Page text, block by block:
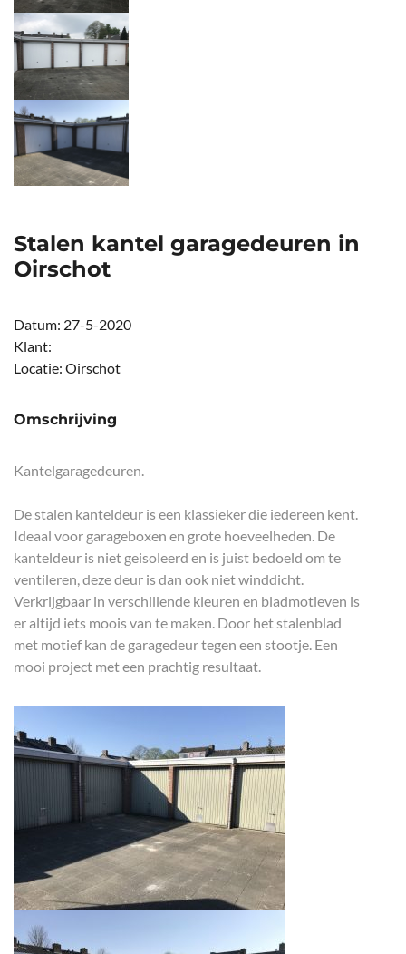
Stalen kantel garagedeuren in
Oirschot
Datum: 27-5-2020
Klant:
Locatie: Oirschot
Omschrijving
Kantelgaragedeuren.
De stalen kanteldeur is een klassieker die iedereen kent.
Ideaal voor garageboxen en grote hoeveelheden. De
kanteldeur is niet geisoleerd en is juist bedoeld om te
ventileren, deze deur is dan ook niet winddicht.
Verkrijgbaar in verschillende kleuren en bladmotieven is
er altijd iets moois van te maken. Door het stalenblad
met motief kan de garagedeur tegen een stootje. Een
mooi project met een prachtig resultaat.